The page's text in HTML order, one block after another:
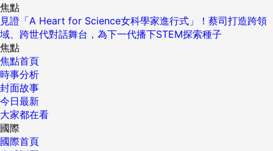
焦點
見證「A Heart for Science女科學家進行式」！蔡司打造跨領
域、跨世代對話舞台，為下一代播下STEM探索種子
焦點
焦點首頁
時事分析
封面故事
今日最新
大家都在看
國際
國際首頁